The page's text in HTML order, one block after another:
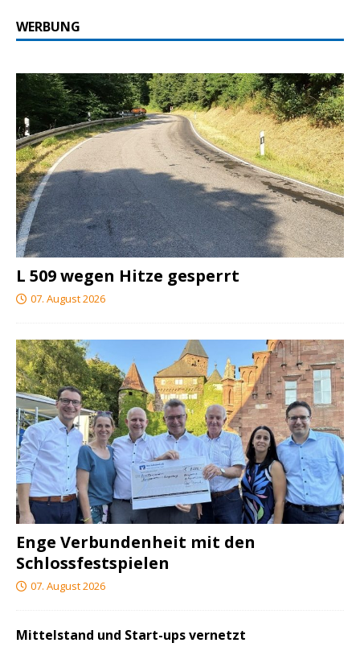
WERBUNG
L 509 wegen Hitze gesperrt
07. August 2026
Enge Verbundenheit mit den
Schlossfestspielen
07. August 2026
Mittelstand und Start-ups vernetzt